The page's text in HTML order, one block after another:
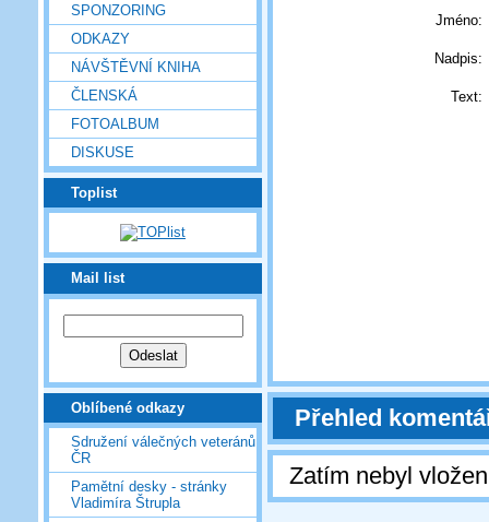
SPONZORING
ODKAZY
NÁVŠTĚVNÍ KNIHA
ČLENSKÁ
FOTOALBUM
DISKUSE
Toplist
Mail list
Oblíbené odkazy
Sdružení válečných veteránů
ČR
Pamětní desky - stránky
Vladimíra Štrupla
Jméno:
Nadpis:
Text:
Přehled
Zatím nebyl